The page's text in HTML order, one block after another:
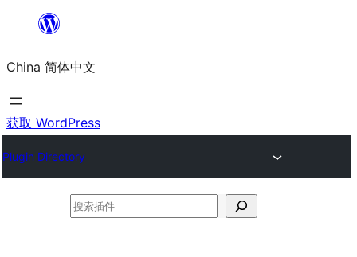
内
容
China 简体中文
获取 WordPress
Plugin Directory
搜